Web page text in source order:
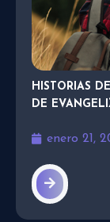
HISTORIAS
DE
enero 21,